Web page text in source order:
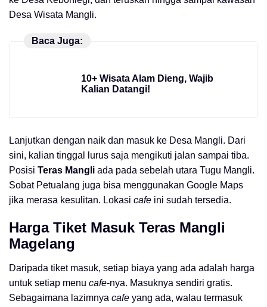
Desa Wisata Mangli.
Baca Juga:
10+ Wisata Alam Dieng, Wajib
Kalian Datangi!
Lanjutkan dengan naik dan masuk ke Desa Mangli. Dari
sini, kalian tinggal lurus saja mengikuti jalan sampai tiba.
Posisi Teras Mangli ada pada sebelah utara Tugu Mangli.
Sobat Petualang juga bisa menggunakan Google Maps
jika merasa kesulitan. Lokasi cafe ini sudah tersedia.
Harga Tiket Masuk Teras Mangli
Magelang
Daripada tiket masuk, setiap biaya yang ada adalah harga
untuk setiap menu cafe-nya. Masuknya sendiri gratis.
Sebagaimana lazimnya cafe yang ada, walau termasuk